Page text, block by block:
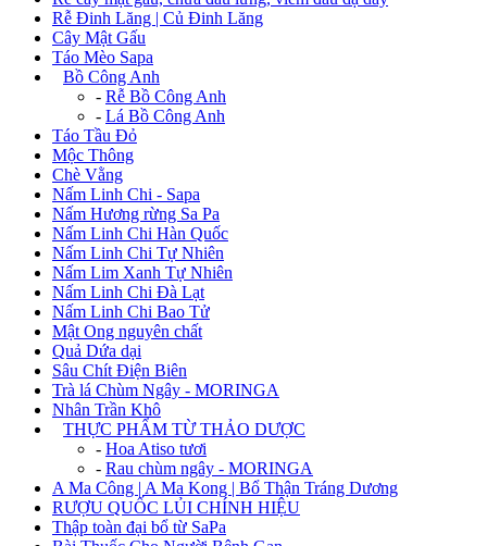
Rễ Đinh Lăng | Củ Đinh Lăng
Cây Mật Gấu
Táo Mèo Sapa
Bồ Công Anh
- Rễ Bồ Công Anh
- Lá Bồ Công Anh
Táo Tầu Đỏ
Mộc Thông
Chè Vằng
Nấm Linh Chi - Sapa
Nấm Hương rừng Sa Pa
Nấm Linh Chi Hàn Quốc
Nấm Linh Chi Tự Nhiên
Nấm Lim Xanh Tự Nhiên
Nấm Linh Chi Đà Lạt
Nấm Linh Chi Bao Tử
Mật Ong nguyên chất
Quả Dứa dại
Sâu Chít Điện Biên
Trà lá Chùm Ngây - MORINGA
Nhân Trần Khô
THỰC PHẨM TỪ THẢO DƯỢC
- Hoa Atiso tươi
- Rau chùm ngây - MORINGA
A Ma Công | A Ma Kong | Bổ Thận Tráng Dương
RƯỢU QUỐC LỦI CHÍNH HIỆU
Thập toàn đại bổ từ SaPa